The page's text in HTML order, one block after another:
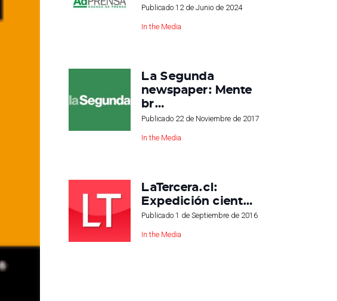
Publicado 12 de Junio de 2024
In the Media
La Segunda
newspaper: Mente
br…
Publicado 22 de Noviembre de 2017
In the Media
LaTercera.cl:
Expedición cient…
Publicado 1 de Septiembre de 2016
In the Media